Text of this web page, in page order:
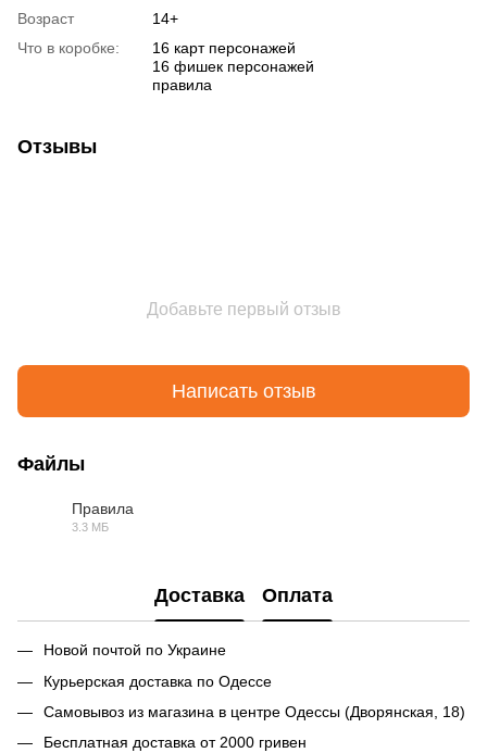
Возраст
14+
Что в коробке:
16 карт персонажей
16 фишек персонажей
правила
Отзывы
Добавьте первый отзыв
Написать отзыв
Файлы
Правила
3.3 МБ
Доставка Оплата
Новой почтой по Украине
Курьерская доставка по Одессе
Самовывоз из магазина в центре Одессы (Дворянская, 18)
Бесплатная доставка от 2000 гривен